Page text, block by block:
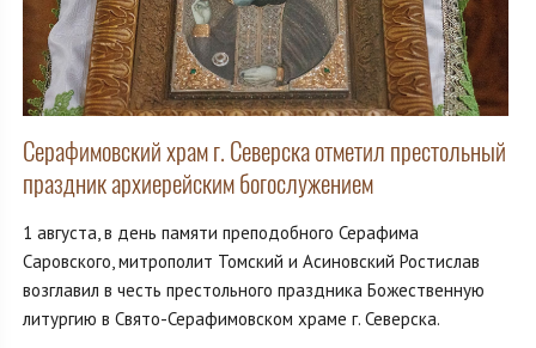
Серафимовский храм г. Северска отметил престольный
праздник архиерейским богослужением
1 августа, в день памяти преподобного Серафима
Саровского, митрополит Томский и Асиновский Ростислав
возглавил в честь престольного праздника Божественную
литургию в Свято-Серафимовском храме г. Северска.